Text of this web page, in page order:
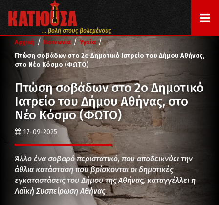
... βολή στους βολεμένους
Αρχική / Κοινωνία / Υγεία /
Πτώση σοβάδων στο 2ο Δημοτικό Ιατρείο του Δήμου Αθήνας,
στο Νέο Κόσμο (ΦΩΤΟ)
Πτώση σοβάδων στο 2ο Δημοτικό
Ιατρείο του Δήμου Αθήνας, στο
Νέο Κόσμο (ΦΩΤΟ)
17-09-2025
Άλλο ένα σοβαρό περιστατικό, που αποδεικνύει την
άθλια κατάσταση που βρίσκονται οι δημοτικές
εγκαταστάσεις του Δήμου της Αθήνας, καταγγέλλει η
Λαϊκή Συσπείρωση Αθήνας